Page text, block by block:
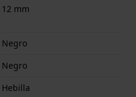
12 mm
Negro
Negro
Hebilla